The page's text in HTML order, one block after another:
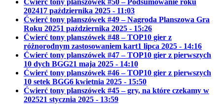
202417 października 2025 - 11:03
Ćwierć tony planszówek #49 – Nagroda Planszowa Gra
Roku 20251 października 2025 - 15:26
Ćwierć tony planszówek #48 – TOP10 gier z
różnorodnym zastosowaniem kart1 lipca 2025 - 14:16
Ćwierć tony planszówek #47 – TOP10 gier z pierwszych
10 dych BGG21 maja 2025 - 14:10
Ćwierć tony planszówek #46 – TOP10 gier z pierwszych
10 setek BGG6 kwietnia 2025 - 15:50
Ćwierć tony planszówek #45 – gry, na które czekamy w
202521 stycznia 2025 - 13:59